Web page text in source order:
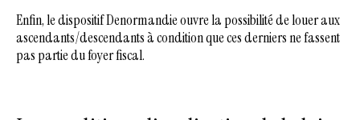
Enfin, le dispositif Denormandie ouvre la possibilité de louer aux
ascendants/descendants à condition que ces derniers ne fassent
pas partie du foyer fiscal.